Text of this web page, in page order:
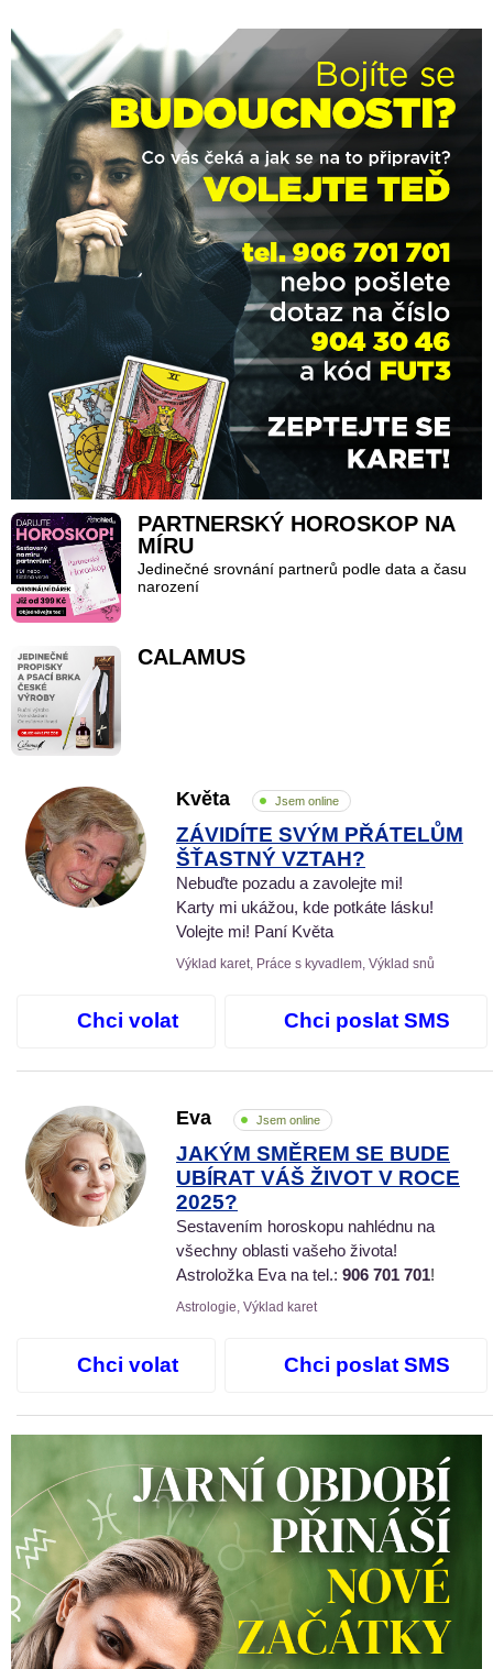
PARTNERSKÝ HOROSKOP NA
MÍRU
Jedinečné srovnání partnerů podle data a času
narození
CALAMUS
Květa Jsem online
ZÁVIDÍTE SVÝM PŘÁTELŮM
ŠŤASTNÝ VZTAH?
Nebuďte pozadu a zavolejte mi!
Karty mi ukážou, kde potkáte lásku!
Volejte mi! Paní Květa
Výklad karet, Práce s kyvadlem, Výklad snů
Chci volat Chci poslat SMS
Eva Jsem online
JAKÝM SMĚREM SE BUDE
UBÍRAT VÁŠ ŽIVOT V ROCE
2025?
Sestavením horoskopu nahlédnu na
všechny oblasti vašeho života!
Astroložka Eva na tel.: 906 701 701!
Astrologie, Výklad karet
Chci volat Chci poslat SMS